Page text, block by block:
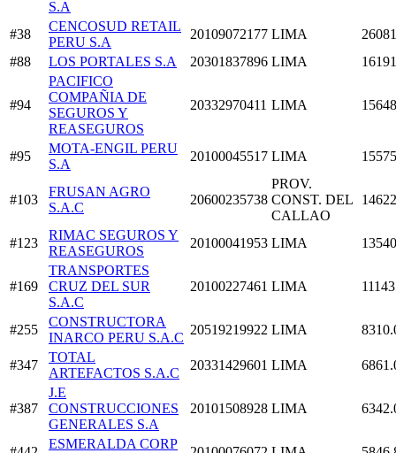
S.A
#38
CENCOSUD RETAIL
PERU S.A
20109072177 LIMA
#88
LOS PORTALES S.A 20301837896 LIMA
#94
PACIFICO
COMPAÑIA DE
SEGUROS Y
REASEGUROS
20332970411 LIMA
#95
MOTA-ENGIL PERU
S.A
20100045517 LIMA
#103
FRUSAN AGRO
S.A.C
20600235738
PROV.
CONST. DEL
CALLAO
#123
RIMAC SEGUROS Y
REASEGUROS
20100041953 LIMA
#169
TRANSPORTES
CRUZ DEL SUR
S.A.C
20100227461 LIMA
#255
CONSTRUCTORA
INARCO PERU S.A.C
20519219922 LIMA
#347
TOTAL
ARTEFACTOS S.A.C
20331429601 LIMA
#387
J.E
CONSTRUCCIONES
GENERALES S.A
20101508928 LIMA
ESMERALDA CORP